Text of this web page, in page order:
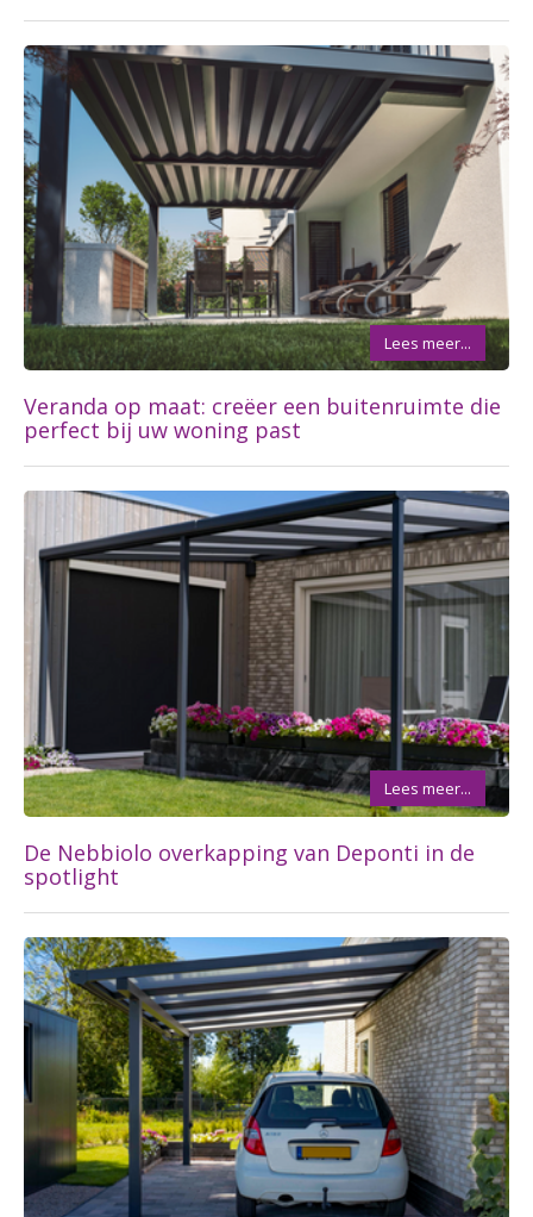
Veranda op maat: creëer een buitenruimte die
perfect bij uw woning past
Lees meer...
De Nebbiolo overkapping van Deponti in de
spotlight
Lees meer...